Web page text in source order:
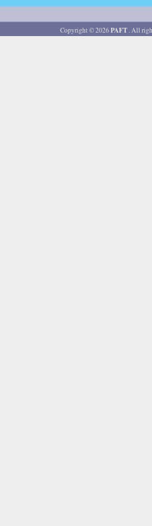
Copyright © 2026PAFT. All